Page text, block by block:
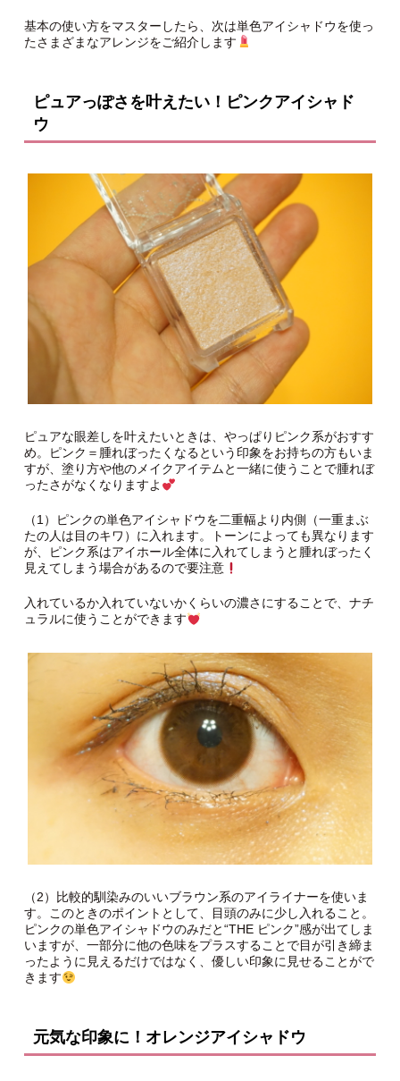
基本の使い方をマスターしたら、次は単色アイシャドウを使っ
たさまざまなアレンジをご紹介します
ピュアっぽさを叶えたい！ピンクアイシャド
ウ
ピュアな眼差しを叶えたいときは、やっぱりピンク系がおすす
め。ピンク＝腫れぼったくなるという印象をお持ちの方もいま
すが、塗り方や他のメイクアイテムと一緒に使うことで腫れぼ
ったさがなくなりますよ
（1）ピンクの単色アイシャドウを二重幅より内側（一重まぶ
たの人は目のキワ）に入れます。トーンによっても異なります
が、ピンク系はアイホール全体に入れてしまうと腫れぼったく
見えてしまう場合があるので要注意
入れているか入れていないかくらいの濃さにすることで、ナチ
ュラルに使うことができます
（2）比較的馴染みのいいブラウン系のアイライナーを使いま
す。このときのポイントとして、目頭のみに少し入れること。
ピンクの単色アイシャドウのみだと“THE ピンク”感が出てしま
いますが、一部分に他の色味をプラスすることで目が引き締ま
ったように見えるだけではなく、優しい印象に見せることがで
きます
元気な印象に！オレンジアイシャドウ